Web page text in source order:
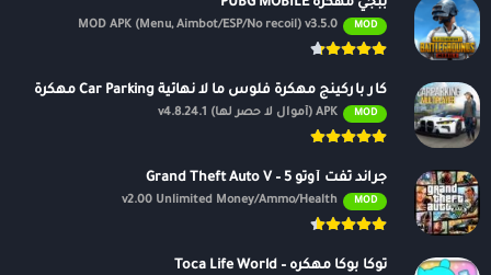
ببجي مهكره PUBG MOBILE
MOD
MOD APK (Menu, Aimbot/ESP/No recoil) v3.5.0
كار باركينج مهكرة فلوس ما لا نهائية Car Parking مهكرة
MOD APK (أموال لا حصر لها) v4.8.24.1
جراند ثفت أوتو 5 – Grand Theft Auto V
MOD
v2.00 Unlimited Money/Ammo/Health
توكا بوكا مهكره – Toca Life World